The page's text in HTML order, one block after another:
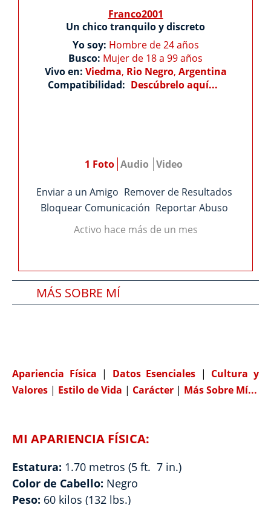
Franco2001
Un chico tranquilo y discreto
Yo soy: Hombre de 24 años
Busco: Mujer de 18 a 99 años
Vivo en: Viedma, Rio Negro, Argentina
Compatibilidad: Descúbrelo aquí...
1 Foto Audio Video
Enviar a un Amigo Remover de Resultados
Bloquear Comunicación Reportar Abuso
Activo hace más de un mes
MÁS SOBRE MÍ
Apariencia Física | Datos Esenciales | Cultura y
Valores | Estilo de Vida | Carácter | Más Sobre Mí...
MI APARIENCIA FÍSICA:
Estatura: 1.70 metros (5 ft. 7 in.)
Color de Cabello: Negro
Peso: 60 kilos (132 lbs.)